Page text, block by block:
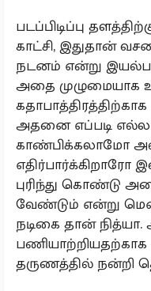
படப்பிடிப்பு
காட்சி, இதுதான்
நடனம் என்று
அதை முழுமையாக
அதனை எப்படி
காண்பிக்கலாமோ
புரிந்து கொண்டு
வேண்டும் என்று
நடிகை தான்
தருணத்தில் நன்றி